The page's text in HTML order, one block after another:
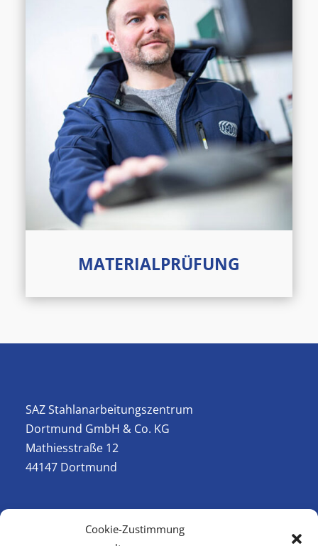
Cookie-Zustimmung
MATERIALPRÜFUNG
SAZ Stahlanarbeitungszentrum
Dortmund GmbH & Co. KG
Mathiesstraße 12
44147 Dortmund